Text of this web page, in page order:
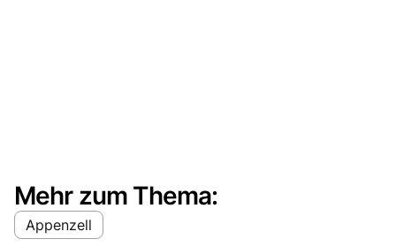
Mehr zum Thema:
Appenzell